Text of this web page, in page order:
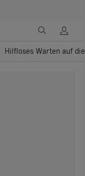
Hilfloses Warten auf